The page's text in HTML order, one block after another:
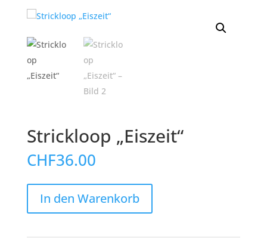
Strickloop „Eiszeit“
CHF36.00
„Eiszeit“
Menge
In den Warenkorb